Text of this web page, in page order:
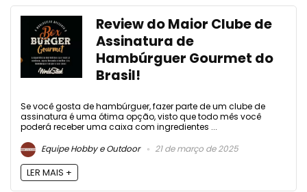
Review do Maior Clube de
Assinatura de
Hambúrguer Gourmet do
Brasil!
Se você gosta de hambúrguer, fazer parte de um clube de
assinatura é uma ótima opção, visto que todo mês você
poderá receber uma caixa com ingredientes ...
Equipe Hobby e Outdoor
21 de março de 2025
LER MAIS +